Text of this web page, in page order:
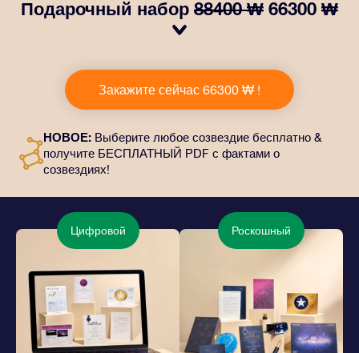
Подарочный набор 88400 ₩ 66300 ₩
заблестели с нашим подарочным набором OSR! В
него входит красивый конверт и
персонализированные документы, которые будут
цифровые материалы и возможность бесплатно
пользоваться нашими приложениями. Это
волшебный и вечный подарок друзьям и любимым.
Закажите сейчас 66300 ₩ !
НОВОЕ: Выберите любое созвездие бесплатно &
получите БЕСПЛАТНЫЙ PDF с фактами о
созвездиях!
Цифровой Роскошный